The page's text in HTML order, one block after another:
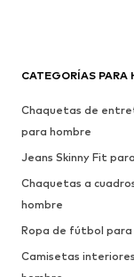
CATEGORÍAS PARA
Chaquetas de
para hombre
Jeans Skinny Fit
Chaquetas a
hombre
Ropa de fútbol para
Camisetas